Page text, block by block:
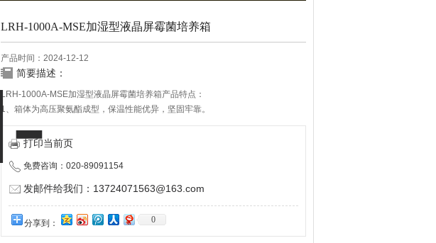
LRH-1000A-MSE加湿型液晶屏霉菌培养箱
产品时间：2024-12-12
简要描述：
LRH-1000A-MSE加湿型液晶屏霉菌培养箱产品特点：
1、箱体为高压聚氨酯成型，保温性能优异，坚固牢靠。
2、箱体外部为优质冷轧钢板喷塑处理，内部采用拉丝不锈钢内胆，箱内搁板间距
可调。
保。
打印当前页
免费咨询：020-89091154
发邮件给我们：13724071563@163.com
分享到： 0